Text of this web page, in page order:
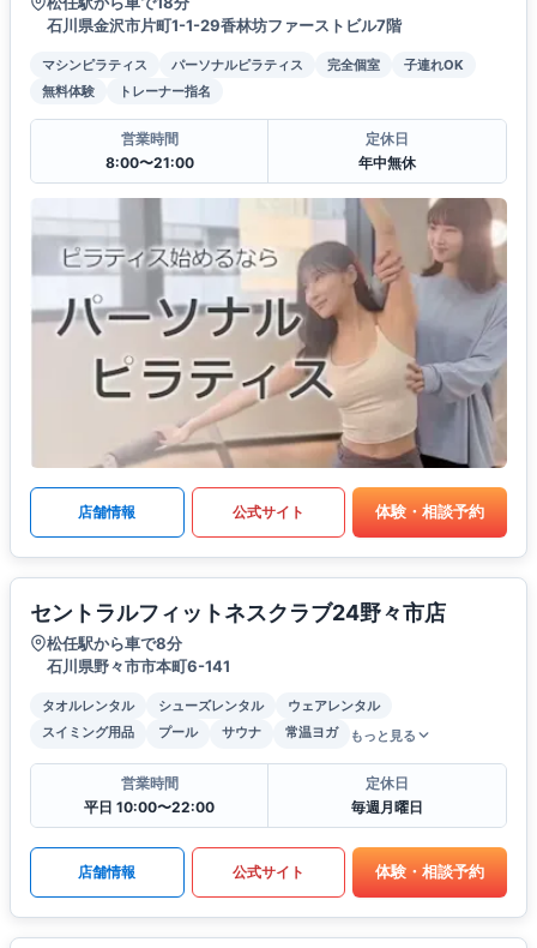
石川県金沢市片町1-1-29香林坊ファーストビル7階
マシンピラティス パーソナルピラティス 完全個室
子連れOK
無料体験
トレーナー指名
営業時間
8:00〜21:00
定休日
年中無休
店舗情報 公式サイト 体験・相談予約
セントラルフィットネスクラブ24野々市店
松任駅から車で8分
石川県野々市市本町6-141
タオルレンタル シューズレンタル
ウェアレンタル
スイミング用品
プール サウナ 常温ヨガ もっと見る
営業時間
平日 10:00〜22:00
定休日
毎週月曜日
店舗情報 公式サイト 体験・相談予約